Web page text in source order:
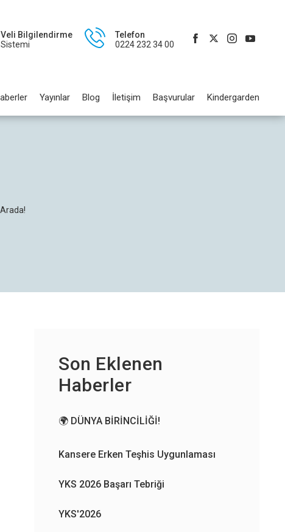
Veli Bilgilendirme
Sistemi
Telefon
0224 232 34 00
Yayınlar Blog İletişim Başvurular Kindergarden
Son Eklenen
Haberler
🌍 DÜNYA BİRİNCİLİĞİ!
Kansere Erken Teşhis Uygunlaması
YKS 2026 Başarı Tebriği
YKS'2026